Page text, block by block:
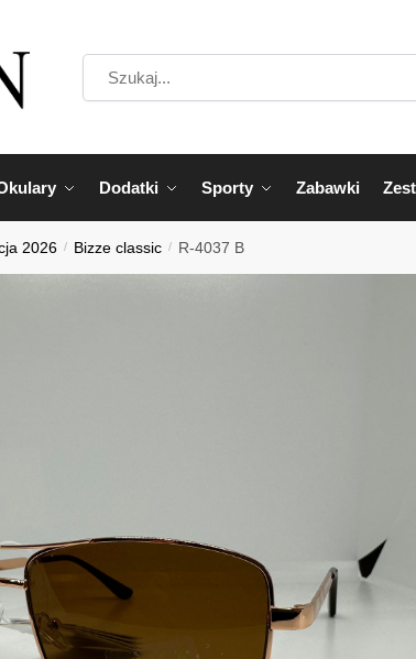
Dodatki Sporty Zabawki
2026 / Bizze classic / R-4037 B